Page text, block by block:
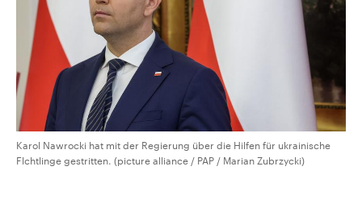
Karol Nawrocki hat mit der Regierung über die Hilfen für ukrainische
Flchtlinge gestritten. (picture alliance / PAP / Marian Zubrzycki)